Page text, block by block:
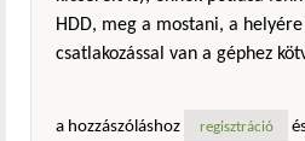
HDD, meg a mostani, a helyére
csatlakozással van a géphez
a hozzászóláshoz regisztráció